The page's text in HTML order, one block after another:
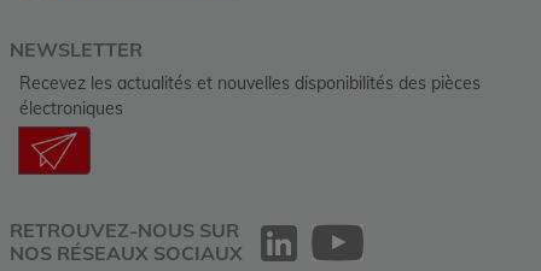
NEWSLETTER
Recevez les actualités et nouvelles disponibilités des pièces
électroniques
RETROUVEZ-NOUS SUR
NOS RÉSEAUX SOCIAUX